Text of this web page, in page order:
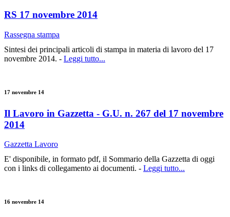
RS 17 novembre 2014
Rassegna stampa
Sintesi dei principali articoli di stampa in materia di lavoro del 17
novembre 2014. - Leggi tutto...
17 novembre 14
Il Lavoro in Gazzetta - G.U. n. 267 del 17 novembre
2014
Gazzetta Lavoro
E' disponibile, in formato pdf, il Sommario della Gazzetta di oggi
con i links di collegamento ai documenti. - Leggi tutto...
16 novembre 14